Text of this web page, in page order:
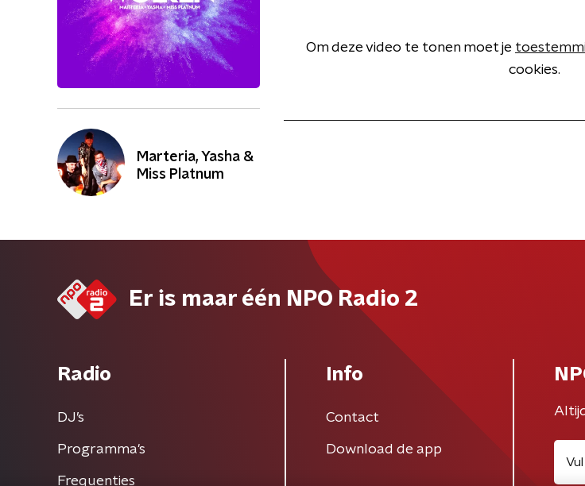
Marteria, Yasha &
Miss Platnum
Om deze video te tonen moet je
cookies.
Er is maar één NPO Radio 2
Radio
DJ’s
Programma's
Frequenties
Info
Contact
Download de app